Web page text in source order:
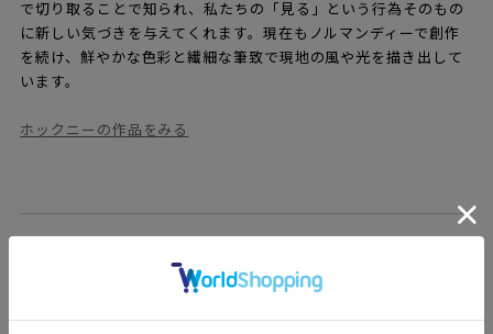
で切り取ることで知られ、私たちの「見る」という行為そのもの
に新しい気づきを与えてくれます。現在もノルマンディーで創作
を続け、鮮やかな色彩と繊細な筆致で現地の風や光を描き出して
います。
ホックニーの作品をみる
ポスターラインナップ一覧